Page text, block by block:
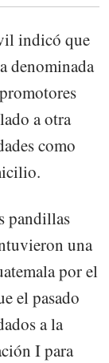
indicó que
denominada
a otra
como
pandillas
una
por el
el pasado
a la
I para